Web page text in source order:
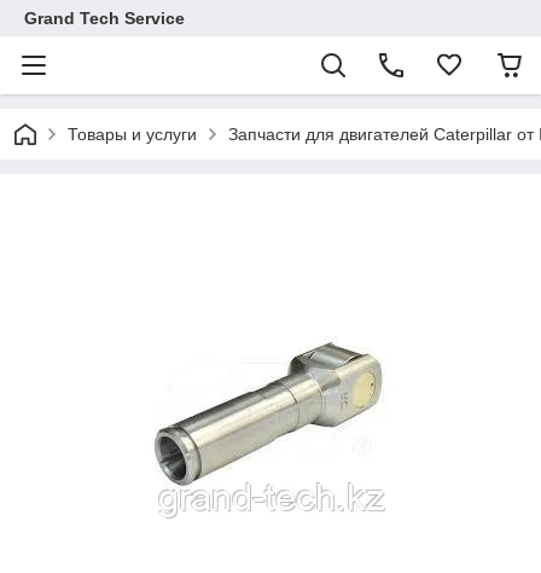
Grand Tech Service
Товары и услуги Запчасти для двигателей Caterpillar